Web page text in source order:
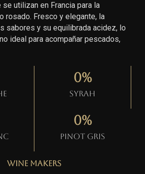
utilizan en Francia para la
rosado. Fresco y elegante, la
sabores y su equilibrada acidez, lo
ideal para acompañar pescados,
Syrah
0%
Pinot gris
0%
Wine Makers